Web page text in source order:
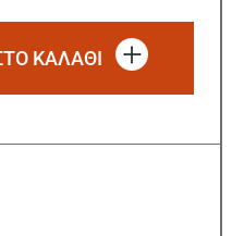
ΚΑΛΑΘΙ